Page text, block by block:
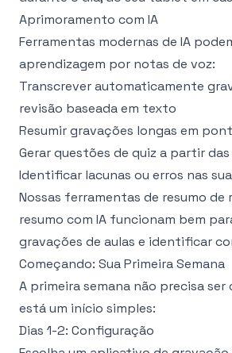
Aprimoramento com IA
Ferramentas modernas de IA
aprendizagem por notas de voz:
Transcrever automaticamente
revisão baseada em texto
Resumir gravações longas em
Gerar questões de quiz a partir
Identificar lacunas ou erros nas
Nossas ferramentas de resumo de
resumo com IA funcionam bem
gravações de aulas e identificar
Começando: Sua Primeira Semana
A primeira semana não precisa ser
está um início simples:
Dias 1-2: Configuração